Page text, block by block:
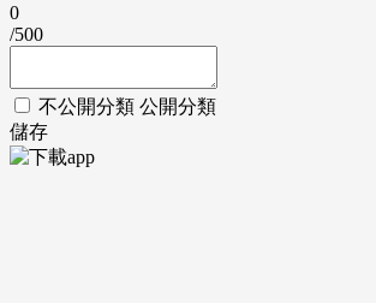
0
/500
不公開分類 公開分類
儲存